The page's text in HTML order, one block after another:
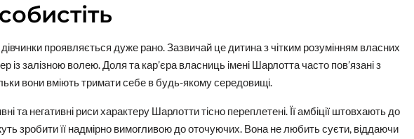
проявляється дуже рано. Зазвичай це дитина з чітким розумінням власних
із залізною волею. Доля та кар’єра власниць імені Шарлотта часто пов’язані з
вони вміють тримати себе в будь-якому середовищі.
та негативні риси характеру Шарлотти тісно переплетені. Її амбіції штовхають до
зробити її надмірно вимогливою до оточуючих. Вона не любить суєти, віддаючи